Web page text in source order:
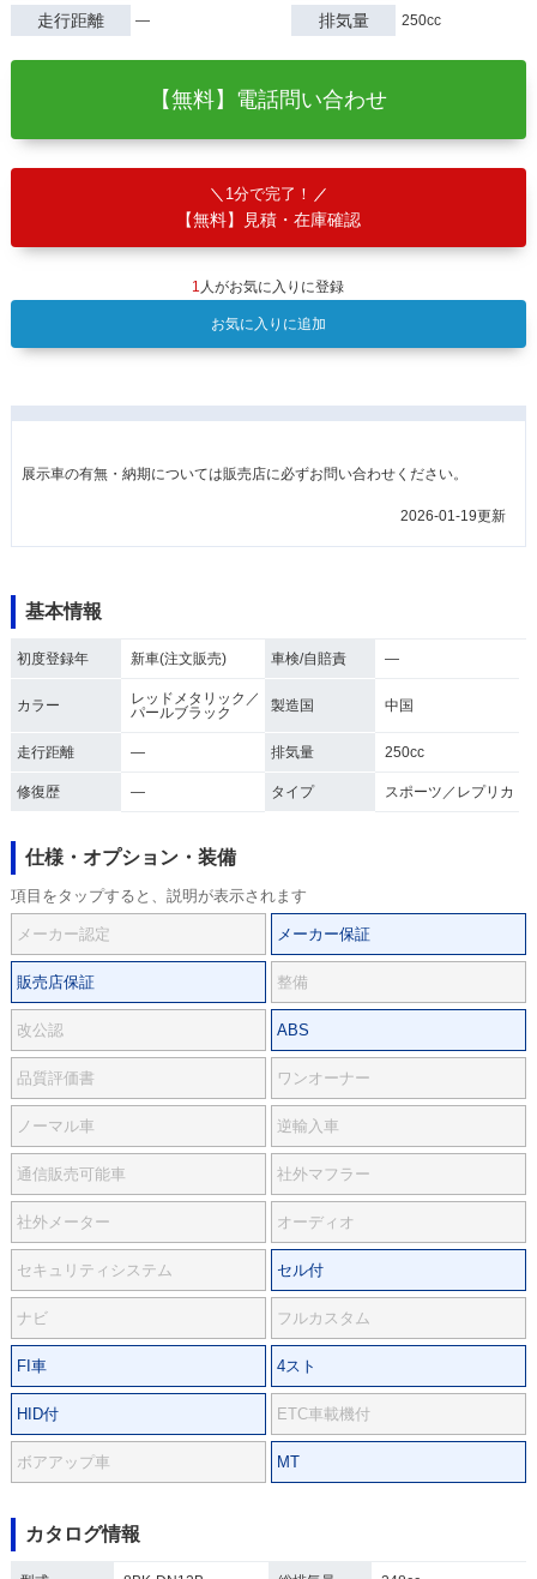
走行距離 ― 排気量 250cc
【無料】電話問い合わせ
1分で完了！
【無料】見積・在庫確認
1 人がお気に入りに登録
お気に入りに追加
展示車の有無・納期については販売店に必ずお問い合わせください。
2026-01-19更新
基本情報
初度登録年 新車(注文販売) 車検/自賠責 ―
カラー
レッドメタリック／
パールブラック
製造国 中国
走行距離 ― 排気量 250cc
修復歴 ― タイプ スポーツ／レプリカ
仕様・オプション・装備
項目をタップすると、説明が表示されます
メーカー認定 メーカー保証
販売店保証 整備
改公認 ABS
品質評価書 ワンオーナー
ノーマル車 逆輸入車
通信販売可能車 社外マフラー
社外メーター オーディオ
セキュリティシステム セル付
ナビ フルカスタム
FI車 4スト
HID付 ETC車載機付
ボアアップ車 MT
カタログ情報